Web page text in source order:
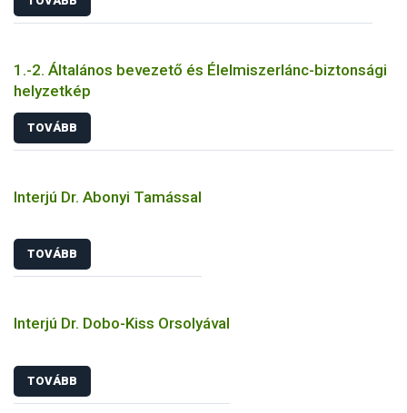
1.-2. Általános bevezető és Élelmiszerlánc-biztonsági
helyzetkép
TOVÁBB
Interjú Dr. Abonyi Tamással
TOVÁBB
Interjú Dr. Dobo-Kiss Orsolyával
TOVÁBB